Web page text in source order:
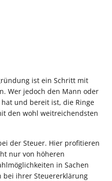
ist ein Schritt mit
Wer jedoch den Mann oder
und bereit ist, die Ringe
den wohl weitreichendsten
der Steuer. Hier profitieren
nur von höheren
in Sachen
bei ihrer Steuererklärung